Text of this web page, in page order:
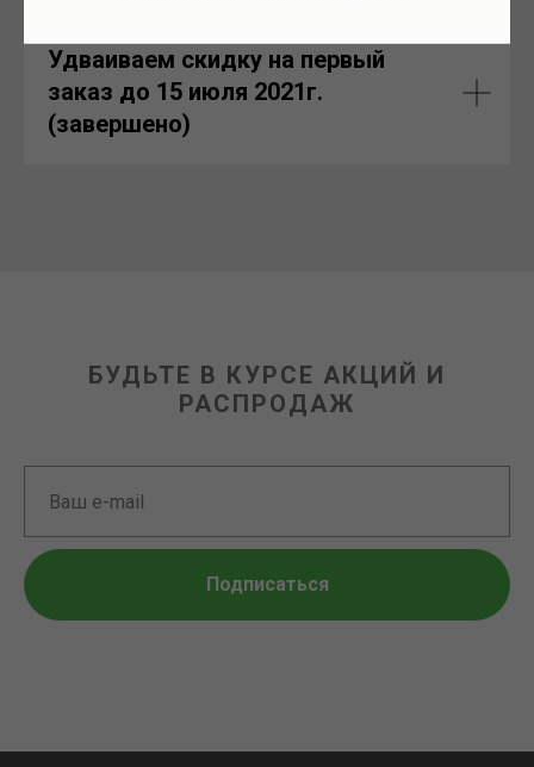
Удваиваем скидку на первый
заказ до 15 июля 2021г.
(завершено)
БУДЬТЕ В КУРСЕ АКЦИЙ И
РАСПРОДАЖ
Подписаться